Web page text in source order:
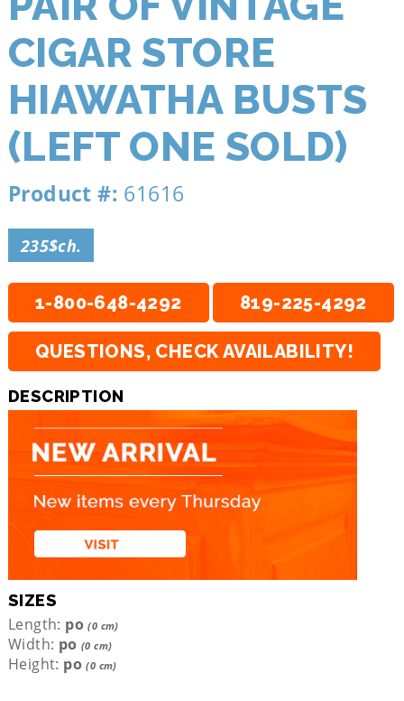
CIGAR STORE
HIAWATHA BUSTS
(LEFT ONE SOLD)
Product #: 61616
235$ch.
1-800-648-4292 819-225-4292
QUESTIONS, CHECK AVAILABILITY!
DESCRIPTION
SIZES
Length: po(0 cm)
Width: po (0 cm)
Height: po(0 cm)